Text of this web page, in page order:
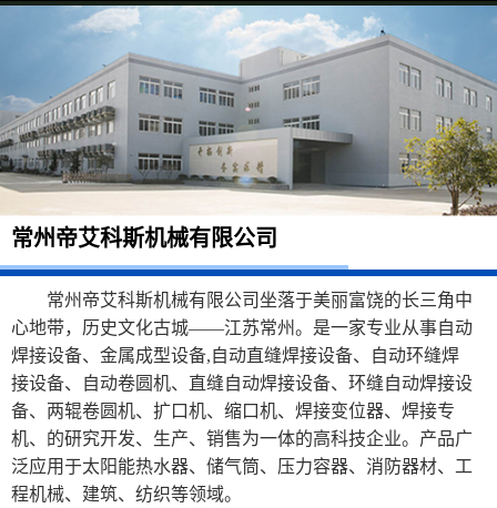
常州帝艾科斯机械有限公司
常州帝艾科斯机械有限公司坐落于美丽富饶的长三角中
心地带，历史文化古城——江苏常州。是一家专业从事自动
焊接设备、金属成型设备,自动直缝焊接设备、自动环缝焊
接设备、自动卷圆机、直缝自动焊接设备、环缝自动焊接设
备、两辊卷圆机、扩口机、缩口机、焊接变位器、焊接专
机、的研究开发、生产、销售为一体的高科技企业。产品广
泛应用于太阳能热水器、储气筒、压力容器、消防器材、工
程机械、建筑、纺织等领域。